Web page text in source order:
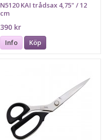
N5120 KAI trådsax 4,75" / 12
cm
390 kr
Info Köp